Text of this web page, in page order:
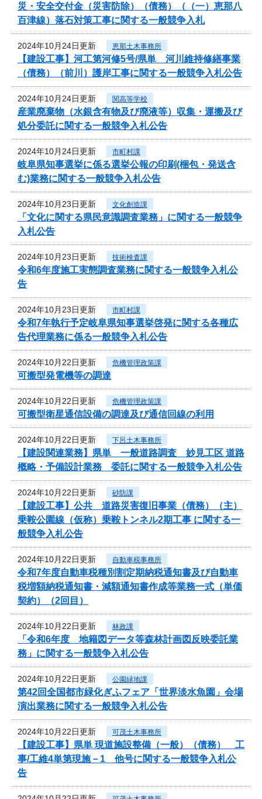
災・安全交付金（災害防除）（債務）（（一）恵那八
百津線）落石対策工事に関する一般競争入札
2024年10月24日更新 恵那土木事務所
【建設工事】河工第河修5号/県単 河川維持修繕事業
（債務）（前川）護岸工事に関する一般競争入札公告
2024年10月24日更新 関高等学校
産業廃棄物（水銀含有物及び廃液等）収集・運搬及び
処分委託に関する一般競争入札公告
2024年10月24日更新 市町村課
岐阜県知事選挙に係る選挙公報の印刷(梱包・発送含
む)業務に関する一般競争入札公告
2024年10月23日更新 文化創造課
「文化に関する県民意識調査業務」に関する一般競争
入札公告
2024年10月23日更新 技術検査課
令和6年度施工実態調査業務に関する一般競争入札公
告
2024年10月23日更新 市町村課
令和7年執行予定岐阜県知事選挙啓発に関する各種広
告代理業務に係る一般競争入札公告
2024年10月22日更新 危機管理政策課
可搬型発電機等の調達
2024年10月22日更新 危機管理政策課
可搬型衛星通信設備の調達及び通信回線の利用
2024年10月22日更新 下呂土木事務所
【建設関連業務】県単 一般道路調査 妙見工区 道路
概略・予備設計業務 委託に関する一般競争入札公告
2024年10月22日更新 砂防課
【建設工事】公共 道路災害復旧事業（債務）（主）
乗鞍公園線（仮称）乗鞍トンネル2期工事 に関する一
般競争入札公告
2024年10月22日更新 自動車税事務所
令和7年度自動車税種別割定期納税通知書及び自動車
税増額納税通知書・減額通知書作成等業務一式（単価
契約）（2回目）
2024年10月22日更新 林政課
「令和6年度 地籍図データ等森林計画図反映委託業
務」に関する一般競争入札公告
2024年10月22日更新 公園緑地課
第42回全国都市緑化ぎふフェア「世界淡水魚園」会場
演出業務に関する一般競争入札公告
2024年10月22日更新 可茂土木事務所
【建設工事】県単 現道施設整備（一般）（債務） 工
事/工維4単第現施－1 他号に関する一般競争入札公
告